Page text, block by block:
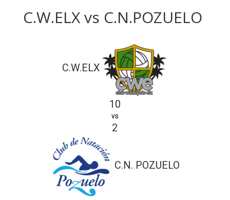
C.W.ELX vs C.N.POZUELO
C.W.ELX
10
vs
2
C.N. POZUELO